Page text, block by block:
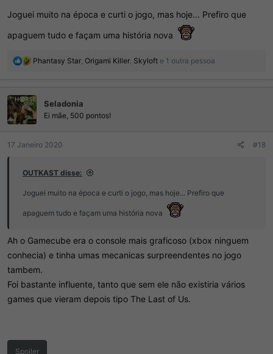
Spoiler
Joguei muito na época e curti o jogo, mas hoje... Prefiro que
apaguem tudo e façam uma história nova
R
ç
õ
e
s
Phantasy Star, Origami Killer, Skyloft e 1 outra pessoa
Seladonia
Ei mãe, 500 pontos!
17 Janeiro 2020 #18
OUTKAST disse:
Joguei muito na época e curti o jogo, mas hoje... Prefiro que
apaguem tudo e façam uma história nova
Ah o Gamecube era o console mais graficoso (xbox ninguem
conhecia) e tinha umas mecanicas surpreendentes no jogo
tambem.
Foi bastante influente, tanto que sem ele não existiria vários
games que vieram depois tipo The Last of Us.
Spoiler